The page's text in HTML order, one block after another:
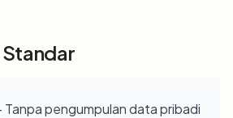
Tanpa pengumpulan data pribadi